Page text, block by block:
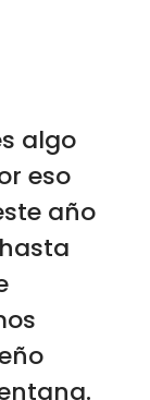
algo
eso
año